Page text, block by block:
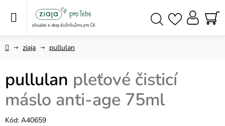
Domůziaja pullulan
pullulan pleťové čisticí
máslo anti-age 75ml
Kód: A40659